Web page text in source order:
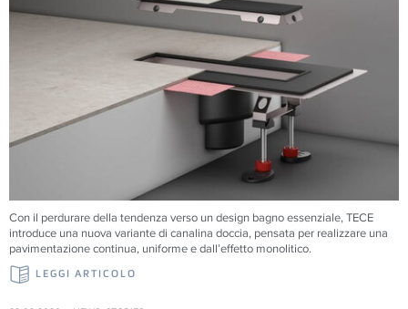
Con il perdurare della tendenza verso un design bagno essenziale, TECE
introduce una nuova variante di canalina doccia, pensata per realizzare una
pavimentazione continua, uniforme e dall’effetto monolitico.
LEGGI ARTICOLO